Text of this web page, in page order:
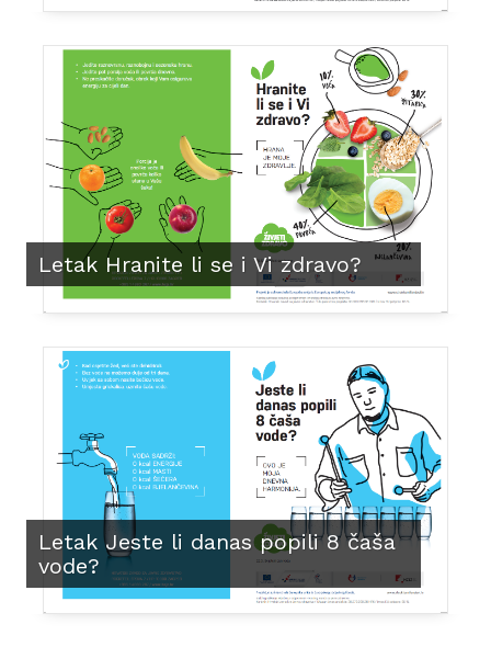
Letak Hranite li se i Vi zdravo?
Letak Jeste li danas popili 8 čaša
vode?